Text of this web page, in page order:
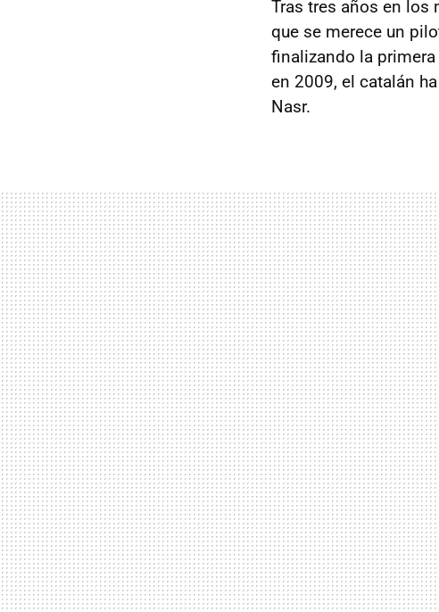
Tras tres años en los
que se merece un
finalizando la
en 2009, el catalán
Nasr.